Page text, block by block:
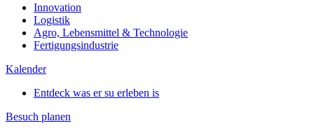
Innovation
Logistik
Agro, Lebensmittel & Technologie
Fertigungsindustrie
Kalender
Entdeck was er su erleben is
Besuch planen